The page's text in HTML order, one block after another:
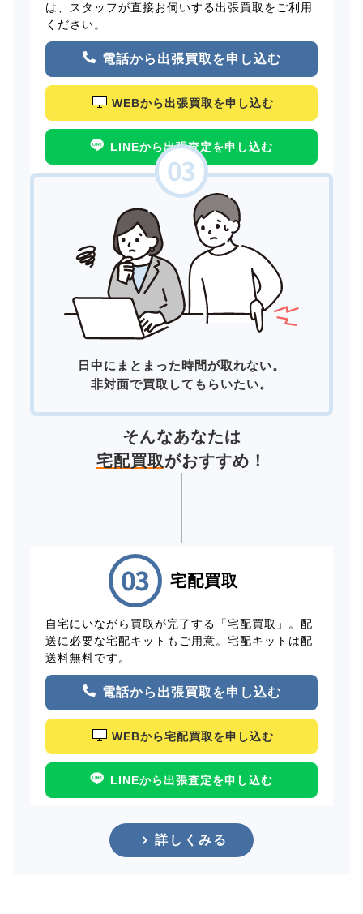
は、スタッフが直接お伺いする出張買取をご利用
ください。
電話から出張買取を申し込む
WEBから出張買取を申し込む
LINEから出張査定を申し込む
日中にまとまった時間が取れない。
非対面で買取してもらいたい。
そんなあなたは
宅配買取がおすすめ！
宅配買取
自宅にいながら買取が完了する「宅配買取」。配
送に必要な宅配キットもご用意。宅配キットは配
送料無料です。
電話から出張買取を申し込む
WEBから宅配買取を申し込む
LINEから出張査定を申し込む
詳しくみる